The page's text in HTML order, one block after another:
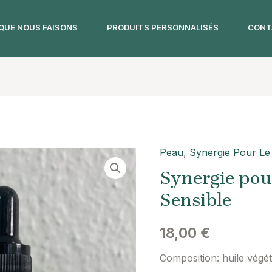
NOUS FAISONS PRODUITS PERSONNALISÉS
Peau, Synergie Pour Le
Synergie
Sensible
18,00 €
Composition: huile
quantité
de
Synergie
pour
le
visage
-